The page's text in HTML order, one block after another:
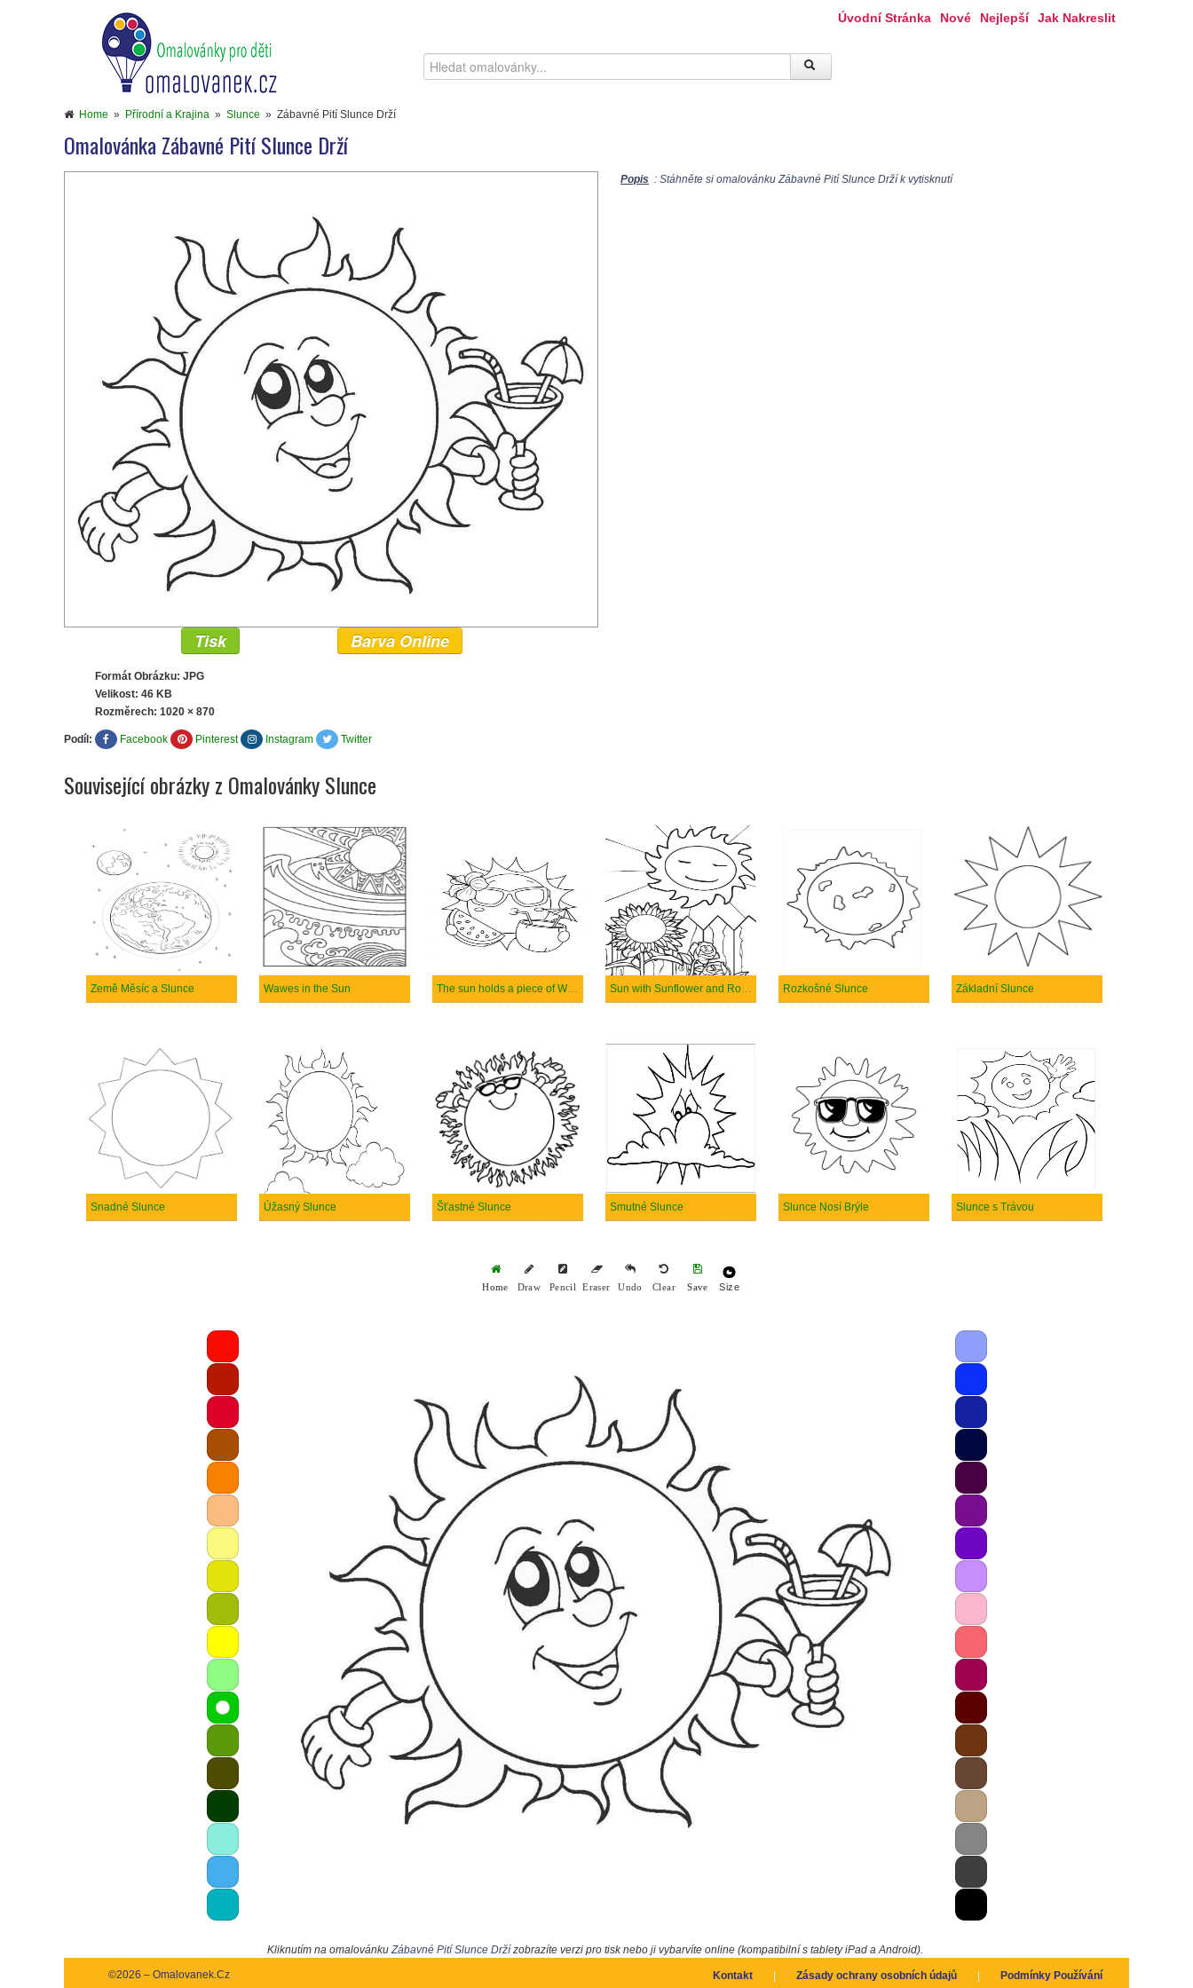
Úvodní Stránka Nové Nejlepší Jak Nakreslit
Home » Přírodní a Krajina » Slunce » Zábavné Pití Slunce Drží
Omalovánka Zábavné Pití Slunce Drží
Popis : Stáhněte si omalovánku Zábavné Pití Slunce Drží k vytisknutí
Tisk Barva Online
Formát Obrázku: JPG
Velikost: 46 KB
Rozměrech: 1020 × 870
Podíl: Facebook Pinterest Instagram Twitter
Související obrázky z Omalovánky Slunce
Země Měsíc a Slunce Wawes in the Sun The sun holds a piece of Watermelon and Drinks Coconut Water Rozkošné Slunce Základní Slunce
Snadné Slunce Úžasný Slunce Šťastné Slunce Smutné Slunce Slunce Nosí Brýle Slunce s Trávou
Home Draw Pencil Eraser Undo Clear Save Size
Kliknutím na omalovánku Zábavné Pití Slunce Držízobrazíte verzi pro tisk nebo ji vybarvíte online (kompatibilní s tablety iPad a Android).
©2026 – Omalovanek.Cz
Kontakt | Zásady ochrany osobních údajů | Podmínky Používání